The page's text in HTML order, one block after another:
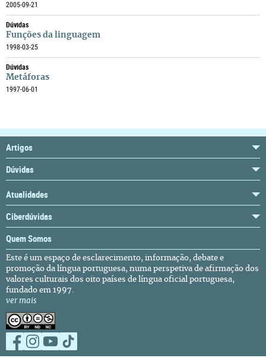
2005-09-21
Dúvidas
Funções da linguagem
1998-03-25
Dúvidas
Metáforas
1997-06-01
Artigos
Dúvidas
Atualidades
Ciberdúvidas
Quem Somos
Este é um espaço de esclarecimento, informação, debate e
promoção da língua portuguesa, numa perspetiva de afirmação dos
valores culturais dos oito países de língua oficial portuguesa,
fundado em 1997.
ver mais